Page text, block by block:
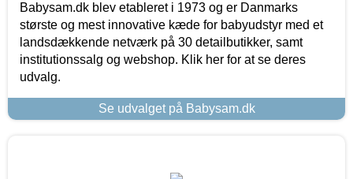
Babysam.dk blev etableret i 1973 og er Danmarks
største og mest innovative kæde for babyudstyr med et
landsdækkende netværk på 30 detailbutikker, samt
institutionssalg og webshop. Klik her for at se deres
udvalg.
Se udvalget på Babysam.dk